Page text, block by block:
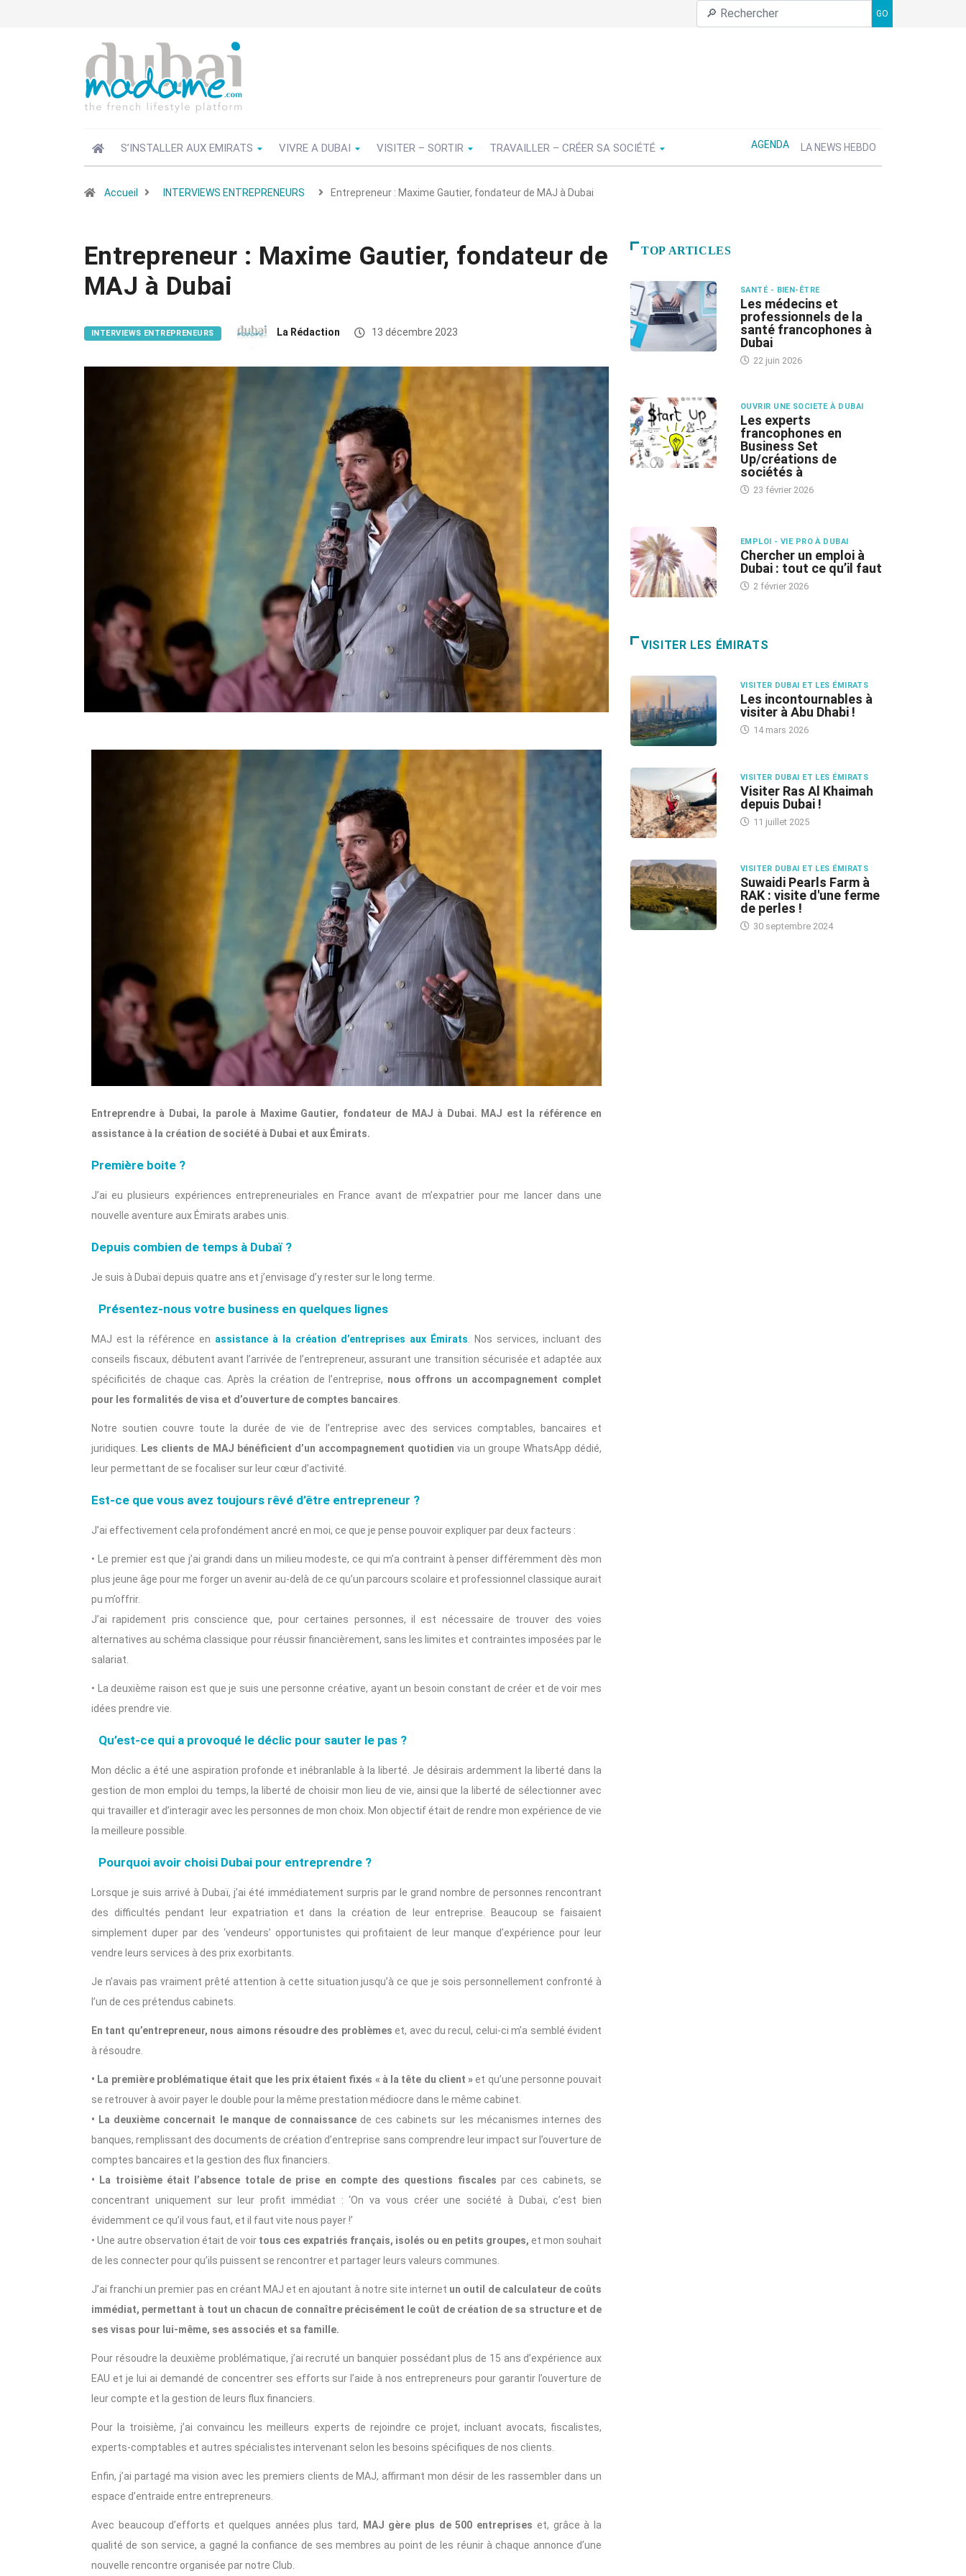
GO
S’INSTALLER AUX EMIRATS VIVRE A DUBAI VISITER – SORTIR TRAVAILLER – CRÉER SA SOCIÉTÉ AGENDA LA NEWS HEBDO
Accueil INTERVIEWS ENTREPRENEURS Entrepreneur : Maxime Gautier, fondateur de MAJ à Dubai
Entrepreneur : Maxime Gautier, fondateur de
MAJ à Dubai
INTERVIEWS ENTREPRENEURS La Rédaction 13 décembre 2023
Entreprendre à Dubai, la parole à Maxime Gautier, fondateur de MAJ à Dubai. MAJ est la référence en
assistance à la création de société à Dubai et aux Émirats.
Première boite ?
J’ai eu plusieurs expériences entrepreneuriales en France avant de m’expatrier pour me lancer dans une
nouvelle aventure aux Émirats arabes unis.
Depuis combien de temps à Dubaï ?
Je suis à Dubaï depuis quatre ans et j’envisage d’y rester sur le long terme.
Présentez-nous votre business en quelques lignes
MAJ est la référence en assistance à la création d’entreprises aux Émirats . Nos services, incluant des
conseils fiscaux, débutent avant l’arrivée de l’entrepreneur, assurant une transition sécurisée et adaptée aux
spécificités de chaque cas. Après la création de l’entreprise, nous offrons un accompagnement complet
pour les formalités de visa et d’ouverture de comptes bancaires
Notre soutien couvre toute la durée de vie de l’entreprise avec des services comptables, bancaires et
juridiques.
Les clients de MAJ bénéficient d’un accompagnement quotidien via un groupe WhatsApp dédié,
leur permettant de se focaliser sur leur cœur d’activité.
Est-ce que vous avez toujours rêvé d’être entrepreneur ?
J’ai effectivement cela profondément ancré en moi, ce que je pense pouvoir expliquer par deux facteurs :
• Le premier est que j’ai grandi dans un milieu modeste, ce qui m’a contraint à penser différemment dès mon
plus jeune âge pour me forger un avenir au-delà de ce qu’un parcours scolaire et professionnel classique aurait
pu m’offrir.
J’ai rapidement pris conscience que, pour certaines personnes, il est nécessaire de trouver des voies
alternatives au schéma classique pour réussir financièrement, sans les limites et contraintes imposées par le
salariat.
• La deuxième raison est que je suis une personne créative, ayant un besoin constant de créer et de voir mes
idées prendre vie.
Qu’est-ce qui a provoqué le déclic pour sauter le pas ?
Mon déclic a été une aspiration profonde et inébranlable à la liberté. Je désirais ardemment la liberté dans la
gestion de mon emploi du temps, la liberté de choisir mon lieu de vie, ainsi que la liberté de sélectionner avec
qui travailler et d’interagir avec les personnes de mon choix. Mon objectif était de rendre mon expérience de vie
la meilleure possible.
Pourquoi avoir choisi Dubai pour entreprendre ?
Lorsque je suis arrivé à Dubaï, j’ai été immédiatement surpris par le grand nombre de personnes rencontrant
des difficultés pendant leur expatriation et dans la création de leur entreprise. Beaucoup se faisaient
simplement duper par des ‘vendeurs’ opportunistes qui profitaient de leur manque d’expérience pour leur
vendre leurs services à des prix exorbitants.
Je n’avais pas vraiment prêté attention à cette situation jusqu’à ce que je sois personnellement confronté à
l’un de ces prétendus cabinets.
En tant qu’entrepreneur, nous aimons résoudre des problèmes et, avec du recul, celui-ci m’a semblé évident
à résoudre.
• La première problématique était que les prix étaient fixés « à la tête du client »et qu’une personne pouvait
se retrouver à avoir payer le double pour la même prestation médiocre dans le même cabinet.
• La deuxième concernait le manque de connaissancede ces cabinets sur les mécanismes internes des
banques, remplissant des documents de création d’entreprise sans comprendre leur impact sur l’ouverture de
comptes bancaires et la gestion des flux financiers.
• La troisième était l’absence totale de prise en compte des questions fiscales par ces cabinets, se
concentrant uniquement sur leur profit immédiat : ‘On va vous créer une société à Dubaï, c’est bien
évidemment ce qu’il vous faut, et il faut vite nous payer !’
• Une autre observation était de voir tous ces expatriés français, isolés ou en petits groupes, et mon souhait
de les connecter pour qu’ils puissent se rencontrer et partager leurs valeurs communes.
J’ai franchi un premier pas en créant MAJ et en ajoutant à notre site internet un outil de calculateur de coûts
immédiat, permettant à tout un chacun de connaître précisément le coût de création de sa structure et de
ses visas pour lui-même, ses associés et sa famille.
Pour résoudre la deuxième problématique, j’ai recruté un banquier possédant plus de 15 ans d’expérience aux
EAU et je lui ai demandé de concentrer ses efforts sur l’aide à nos entrepreneurs pour garantir l’ouverture de
leur compte et la gestion de leurs flux financiers.
Pour la troisième, j’ai convaincu les meilleurs experts de rejoindre ce projet, incluant avocats, fiscalistes,
experts-comptables et autres spécialistes intervenant selon les besoins spécifiques de nos clients.
Enfin, j’ai partagé ma vision avec les premiers clients de MAJ, affirmant mon désir de les rassembler dans un
espace d’entraide entre entrepreneurs.
Avec beaucoup d’efforts et quelques années plus tard, MAJ gère plus de 500 entreprises et, grâce à la
qualité de son service, a gagné la confiance de ses membres au point de les réunir à chaque annonce d’une
nouvelle rencontre organisée par notre Club.
TOP ARTICLES
SANTÉ - BIEN-ÊTRE
Les médecins et
professionnels de la
santé francophones à
Dubai
22 juin 2026
OUVRIR UNE SOCIETE À DUBAI
Les experts
francophones en
Business Set
Up/créations de
sociétés à
23 février 2026
EMPLOI - VIE PRO À DUBAI
Chercher un emploi à
Dubai : tout ce qu’il faut
2 février 2026
VISITER LES ÉMIRATS
VISITER DUBAI ET LES ÉMIRATS
Les incontournables à
visiter à Abu Dhabi !
14 mars 2026
VISITER DUBAI ET LES ÉMIRATS
Visiter Ras Al Khaimah
depuis Dubai !
11 juillet 2025
VISITER DUBAI ET LES ÉMIRATS
Suwaidi Pearls Farm à
RAK : visite d'une ferme
de perles !
30 septembre 2024